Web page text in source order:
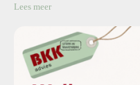
Lees meer